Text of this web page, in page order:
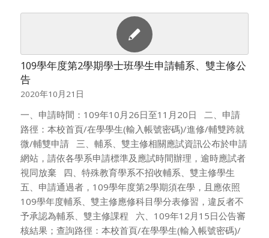
109學年度第2學期學士班學生申請輔系、雙主修公
告
2020年10月21日
一、申請時間：109年10月26日至11月20日 二、申請
路徑：本校首頁/在學學生(輸入帳號密碼)/進修/輔雙跨就
微/輔雙申請 三、輔系、雙主修相關應試資訊公布於申請
網站，請依各學系申請標準及應試時間辦理，逾時應試者
視同放棄 四、特殊教育學系不招收輔系、雙主修學生
五、申請通過者，109學年度第2學期須在學，且應依照
109學年度輔系、雙主修應修科目學分表修習，違反者不
予承認為輔系、雙主修課程 六、109年12月15日公告審
核結果；查詢路徑：本校首頁/在學學生(輸入帳號密碼)/